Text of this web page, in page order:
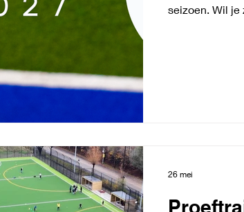
seizoen. Wil je
26 mei